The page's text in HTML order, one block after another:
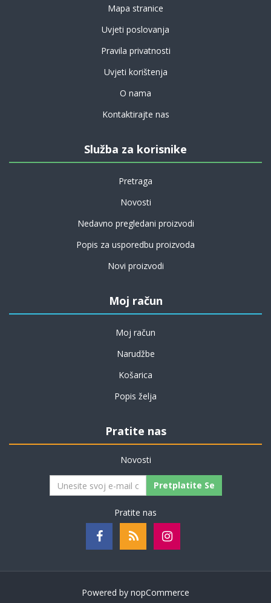
Mapa stranice
Uvjeti poslovanja
Pravila privatnosti
Uvjeti korištenja
O nama
Kontaktirajte nas
Služba za korisnike
Pretraga
Novosti
Nedavno pregledani proizvodi
Popis za usporedbu proizvoda
Novi proizvodi
Moj račun
Moj račun
Narudžbe
Košarica
Popis želja
Pratite nas
Novosti
Pretplatite Se
Pratite nas
Powered by nopCommerce